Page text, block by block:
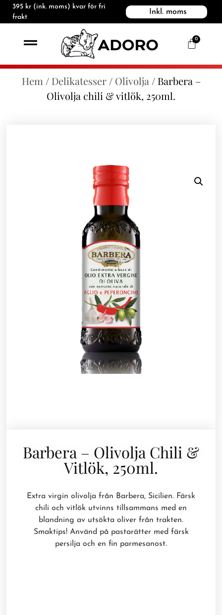
395 kr (ink. moms) kvar för fri
frakt
Inkl. moms
0
Hem / Delikatesser/ Olivolja / Barbera –
Olivolja chili & vitlök, 250ml.
Barbera – Olivolja Chili &
Vitlök, 250ml.
Extra virgin olivolja från Barbera, Sicilien. Färsk
chili och vitlök utvinns tillsammans med en
blandning av utsökta oliver från trakten.
Smaktips! Använd på pastarätter med färsk
persilja och en fin parmesanost.